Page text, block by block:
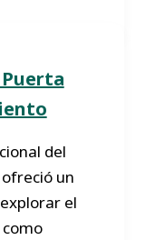
del
un
el